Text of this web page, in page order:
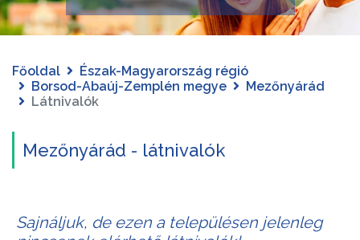
Főoldal
Észak-Magyarország régió
Borsod-Abaúj-Zemplén megye
Mezőnyárád
Látnivalók
Mezőnyárád - látnivalók
Sajnáljuk, de ezen a településen jelenleg